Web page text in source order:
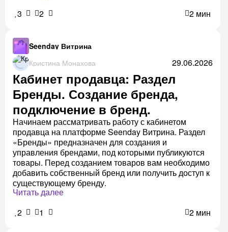
3
2 2 мин
Seenday Витрина
Кристина Монахова
29.06.2026
Кабинет продавца: Раздел
Бренды. Создание бренда,
подключение в бренд.
Начинаем рассматривать работу с кабинетом
продавца на платформе Seenday Витрина. Раздел
«Бренды» предназначен для создания и
управления брендами, под которыми публикуются
товары. Перед созданием товаров вам необходимо
добавить собственный бренд или получить доступ к
существующему бренду.
Читать далее
2
1 2 мин